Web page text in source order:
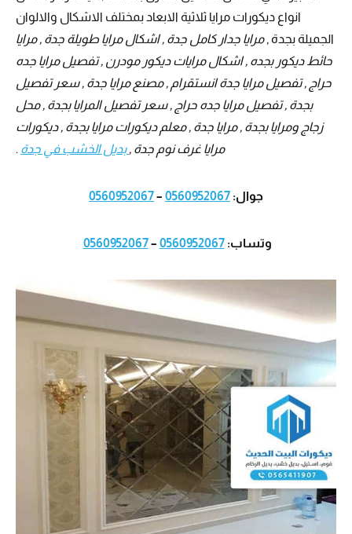
انواع ديكورات مرايا ثلاثية الابعاد بمختلف الاشكال والالوان
الجميلة بجدة ,مرايا جدار كامل جدة , اشكال مرايا طويلة جدة , مرايا
حائط ديكور بجده , اشكال مرايات ديكور مودرن , تفصيل مرايا جده
حراج , تفصيل مرايا جدة انستقرام , مصنع مرايا جدة , سعر تفصيل
بجدة , تفصيل مرايا جده حراج , سعر تفصيل المرايا بجدة , محل
زجاج ومرايا بجدة , مرايا جدة , معلم ديكورات مرايا بجدة , ديكورات
مرايا غرف نوم جدة ,بديل الخشب في جدة .
جوال: 0560952067
–
0560952067
وتساب:0560952067
–
0560952067